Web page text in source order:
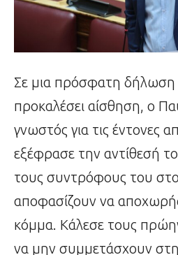
Σε μια πρόσφατη δήλωση
προκαλέσει αίσθηση, ο
γνωστός για τις έντονες
εξέφρασε την αντίθεσή
τους συντρόφους του
αποφασίζουν να
κόμμα. Κάλεσε τους
να μην συμμετάσχουν